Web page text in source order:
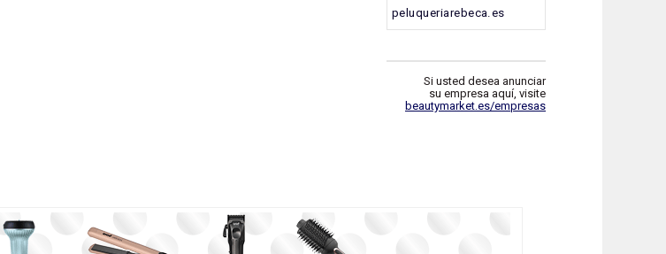
peluqueriarebeca.es
Si usted desea anunciar
su empresa aquí, visite
beautymarket.es/empresas